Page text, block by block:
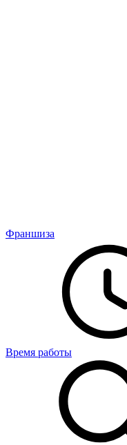
Франшиза
Время работы